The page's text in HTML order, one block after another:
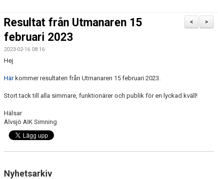
POLICY
ANTIMOBBING
GDPR
ARKIV
JOBBA HOS OSS
>
<
Resultat från Utmanaren 15
februari 2023
2023-02-16 08:16
Hej
Här kommer resultaten från Utmanaren 15 februari 2023.
Stort tack till alla simmare, funktionärer och publik för en lyckad kväll!
Hälsar
Älvsjö AIK Simning
Nyhetsarkiv